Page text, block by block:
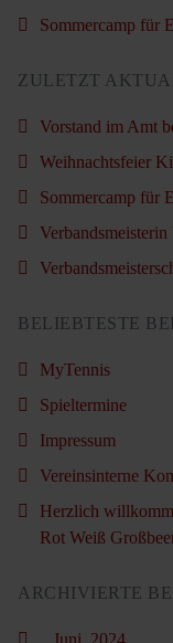
Sommercamp für
ZULETZT
Vorstand im Amt
Weihnachtsfeier
Sommercamp für
BELIEBTESTE
MyTennis
Spieltermine
Impressum
Vereinsinterne
Herzlich
Rot Weiß
ARCHIVIERTE
Juni, 2024